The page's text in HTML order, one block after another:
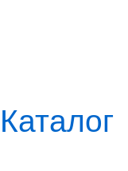
Каталог